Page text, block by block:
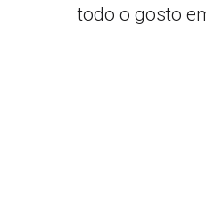
todo o gosto